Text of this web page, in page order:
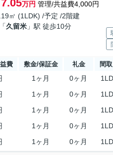
7.05万円 管理/共益費4,000円
㎡ (1LDK) /予定 /2階建
「久留米 」駅 徒歩10分
費 敷金/保証金 礼金 間
1ヶ月 0ヶ月
1ヶ月 0ヶ月
1ヶ月 0ヶ月
1ヶ月 0ヶ月
1ヶ月 0ヶ月